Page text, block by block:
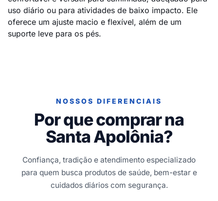
uso diário ou para atividades de baixo impacto. Ele
oferece um ajuste macio e flexível, além de um
suporte leve para os pés.
NOSSOS DIFERENCIAIS
Por que comprar na
Santa Apolônia?
Confiança, tradição e atendimento especializado
para quem busca produtos de saúde, bem-estar e
cuidados diários com segurança.